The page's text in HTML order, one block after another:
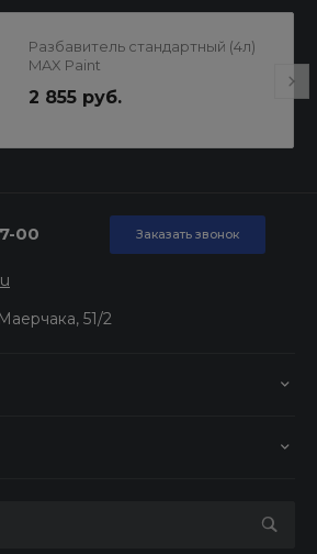
Разбавитель стандартный (4л)
MAX Paint
2 855 руб.
00 Заказать звонок
51/2